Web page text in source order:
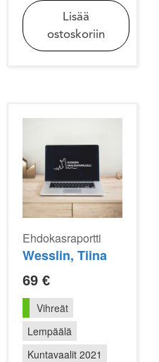
Lisää
ostoskoriin
Ehdokasraportti
Wesslin, Tiina
69 €
Vihreät
Lempäälä
Kuntavaalit 2021